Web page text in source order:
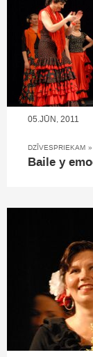
05.JŪN, 2011
DZĪVESPRIEKAM »
Baile y